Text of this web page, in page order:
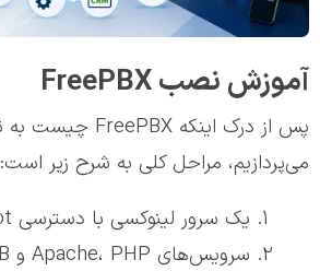
آموزش نصب FreePBX
پس از درک اینکه FreePBX چیست به
می‌پردازیم، مراحل کلی به شرح زیر است:
یک سرور لینوکسی با دسترسی Root آماده کنید.